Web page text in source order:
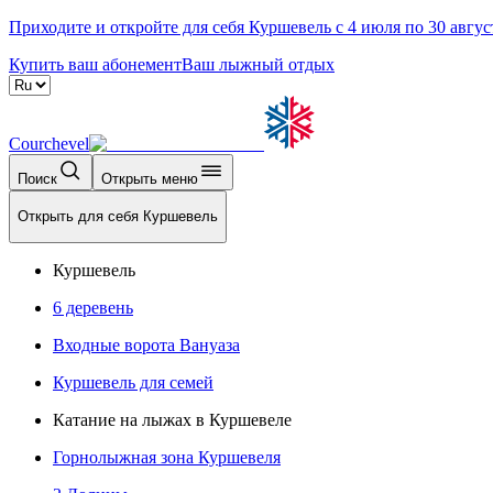
Приходите и откройте для себя Куршевель с 4 июля по 30
Купить ваш абонементВаш лыжный отдых
Courchevel
Поиск Открыть меню
Открыть для себя Куршевель
Куршевель
6 деревень
Входные ворота Вануаза
Куршевель для семей
Катание на лыжах в Куршевеле
Горнолыжная зона Куршевеля